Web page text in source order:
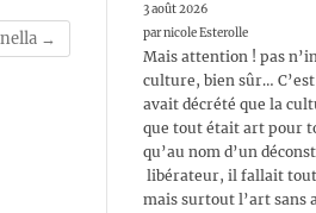
→
3 août 2026
par nicole Esterolle
Mais attention ! pas
culture, bien sûr…
avait décrété que la
que tout était art pour
qu’au nom d’un
libérateur, il fallait
mais surtout l’art sans